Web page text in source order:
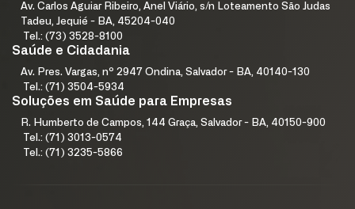
Av. Carlos Aguiar Ribeiro, Anel Viário, s/n Loteamento São Judas
Tadeu, Jequié - BA, 45204-040
Tel.: (73) 3528-8100
Saúde e Cidadania
Av. Pres. Vargas, nº 2947 Ondina, Salvador - BA, 40140-130
Tel.: (71) 3504-5934
Soluções em Saúde para Empresas
R. Humberto de Campos, 144 Graça, Salvador - BA, 40150-900
Tel.: (71) 3013-0574
Tel.: (71) 3235-5866